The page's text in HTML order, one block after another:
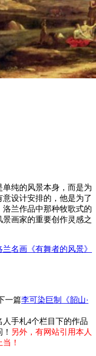
纯的风景本身，而是为
设计安排的，他是为了
兰作品中那种牧歌式的
画家的重要创作灵感之
兰名画《有舞者的风景》
一篇李可染巨制《韶山·
手札4个栏目下的作品
另外，有网站引用本人
！